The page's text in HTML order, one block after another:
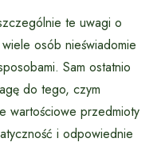
te uwagi o
osób nieświadomie
Sam ostatnio
do tego, czym
wartościowe przedmioty
i odpowiednie